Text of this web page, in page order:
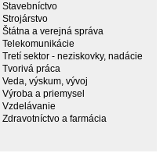
Stavebníctvo
Strojárstvo
Štátna a verejná správa
Telekomunikácie
Tretí sektor - neziskovky, nadácie
Tvorivá práca
Veda, výskum, vývoj
Výroba a priemysel
Vzdelávanie
Zdravotníctvo a farmácia